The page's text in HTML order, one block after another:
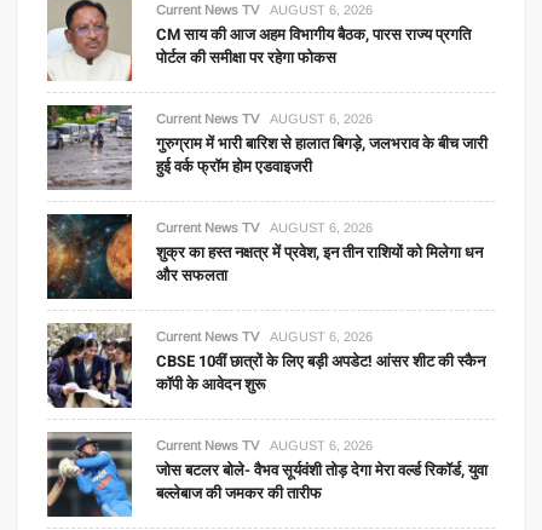
Current News TV AUGUST 6, 2026
CM साय की आज अहम विभागीय बैठक, पारस राज्य प्रगति
पोर्टल की समीक्षा पर रहेगा फोकस
Current News TV AUGUST 6, 2026
गुरुग्राम में भारी बारिश से हालात बिगड़े, जलभराव के बीच जारी
हुई वर्क फ्रॉम होम एडवाइजरी
Current News TV AUGUST 6, 2026
शुक्र का हस्त नक्षत्र में प्रवेश, इन तीन राशियों को मिलेगा धन
और सफलता
Current News TV AUGUST 6, 2026
CBSE 10वीं छात्रों के लिए बड़ी अपडेट! आंसर शीट की स्कैन
कॉपी के आवेदन शुरू
Current News TV AUGUST 6, 2026
जोस बटलर बोले- वैभव सूर्यवंशी तोड़ देगा मेरा वर्ल्ड रिकॉर्ड, युवा
बल्लेबाज की जमकर की तारीफ